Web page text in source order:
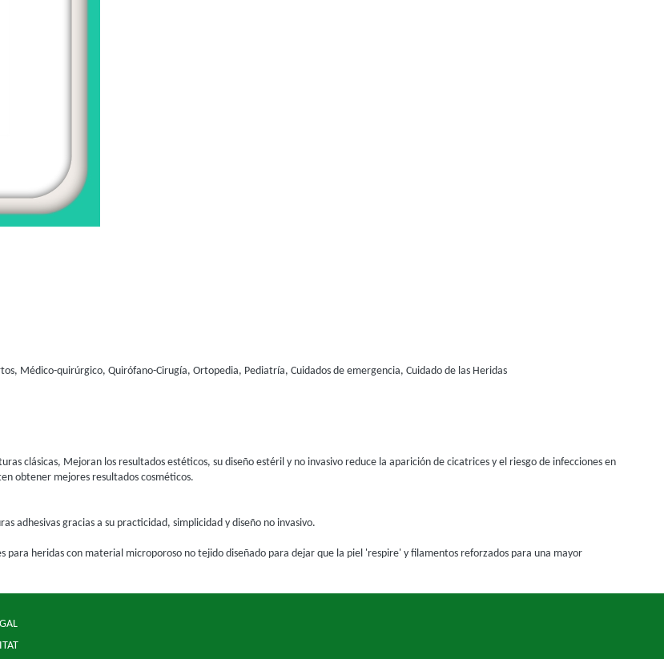
Médico-quirúrgico, Quirófano-Cirugía, Ortopedia, Pediatría, Cuidados de emergencia, Cuidado de las Heridas
clásicas, Mejoran los resultados estéticos, su diseño estéril y no invasivo reduce la aparición de cicatrices y el riesgo de infecciones en
obtener mejores resultados cosméticos.
adhesivas gracias a su practicidad, simplicidad y diseño no invasivo.
para heridas con material microporoso no tejido diseñado para dejar que la piel 'respire' y filamentos reforzados para una mayor